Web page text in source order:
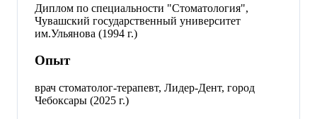
Диплом по специальности "Стоматология",
Чувашский государственный университет
им.Ульянова (1994 г.)
Опыт
врач стоматолог-терапевт, Лидер-Дент, город
Чебоксары (2025 г.)